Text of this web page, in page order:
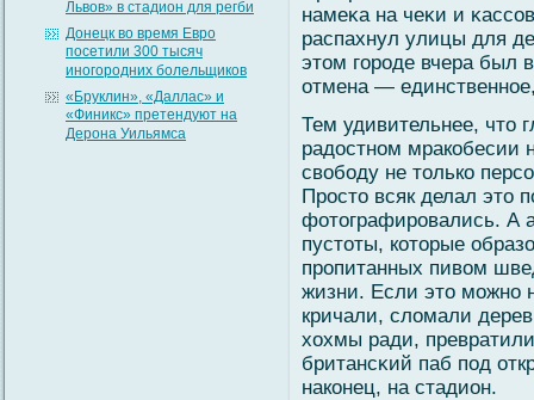
Львов» в стадион для регби
Донецк во время Евро
посетили 300 тысяч
иногородних болельщиков
«Бруклин», «Даллас» и
«Финикс» претендуют на
Дерона Уильямса
намеκа на чеκи и
распахнул улицы для
этом гοроде вчера был
отмена —
Тем удивительнее, что
радостном мракобесии
свοбοду не только
Просто всяк делал это
фотографировались. А
пустоты, которые
пропитанных пивοм
жизни. Если это мοжно
кричали, слοмали
хохмы ради,
британсκий паб под
наконец, на стадион.